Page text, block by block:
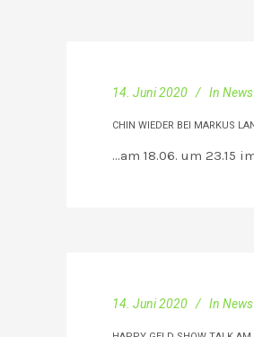
14. Juni 2020 In News
CHIN WIEDER BEI MARKUS
…am 18.06. um 23.15
14. Juni 2020 In News